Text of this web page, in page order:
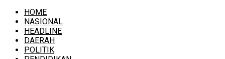
HOME
NASIONAL
HEADLINE
DAERAH
POLITIK